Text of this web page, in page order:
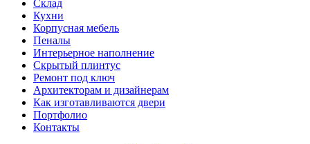
Склад
Кухни
Корпусная мебель
Пеналы
Интерьерное наполнение
Скрытый плинтус
Ремонт под ключ
Архитекторам и дизайнерам
Как изготавливаются двери
Портфолио
Контакты